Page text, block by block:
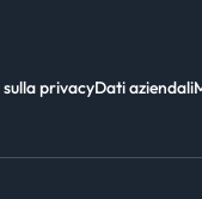
sulla privacyDati aziendali